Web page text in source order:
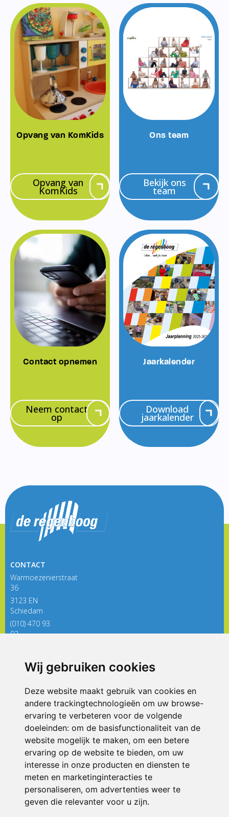
Wij gebruiken cookies
Deze website maakt gebruik van cookies en
andere trackingtechnologieën om uw browse-
ervaring te verbeteren voor de volgende
doeleinden: om de basisfunctionaliteit van de
website mogelijk te maken, om een betere
ervaring op de website te bieden, om uw
interesse in onze producten en diensten te
meten en marketinginteracties te
personaliseren, om advertenties weer te
geven die relevanter voor u zijn.
Opvang van KomKids
Opvang van
KomKids
Ons team
Bekijk ons
team
Contact opnemen
Neem contact
op
Jaarkalender
Download
jaarkalender
CONTACT
Warmoezenierstraat
36
3123 EN
Schiedam
(010) 470 93
92
ONDERDEEL VAN
© 2026 De Regenboog | Alle rechten voorbehouden
Privacy policy|Disclaimer| Klachtenregeling|RSIN en Anbi
voorkeuren